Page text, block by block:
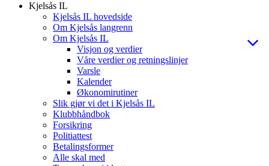
Kjelsås IL
Kjelsås IL hovedside
Om Kjelsås langrenn
Om Kjelsås IL
Visjon og verdier
Våre verdier og retningslinjer
Varsle
Kalender
Økonomirutiner
Slik gjør vi det i Kjelsås IL
Klubbhåndbok
Forsikring
Politiattest
Betalingsformer
Alle skal med